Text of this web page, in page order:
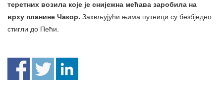
теретних возила које је снијежна мећава заробила на
врху планине Чакор. Захвљујући њима путници су безбједно
стигли до Пећи.